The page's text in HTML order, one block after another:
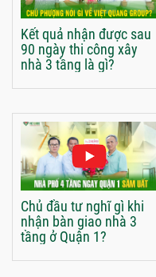
Kết quả nhận được sau
90 ngày thi công xây
nhà 3 tầng là gì?
Chủ đầu tư nghĩ gì khi
nhận bàn giao nhà 3
tầng ở Quận 1?